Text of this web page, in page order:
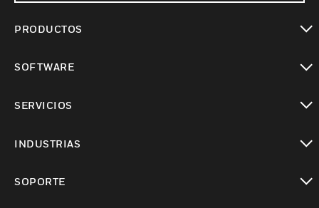
PRODUCTOS
SOFTWARE
SERVICIOS
INDUSTRIAS
SOPORTE